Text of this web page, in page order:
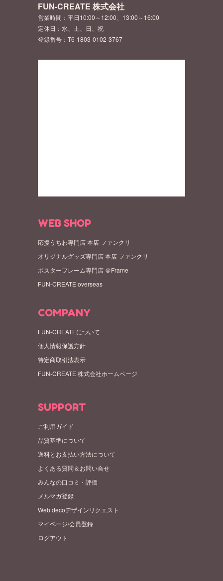
FUN-CREATE 株式会社
営業時間：平日10:00～12:00、13:00～16:00
定休日：水、土、日、祝
登録番号：T6-1803-0102-3767
WEB SHOP
応援うちわ専門店 本店 ファンクリ
オリジナルグッズ専門店 本店 ファンクリ
ポスターフレーム専門店 ＠Frame
FUN-CREATE overseas
COMPANY
FUN-CREATEについて
個人情報保護方針
特定商取引法表示
FUN-CREATE 株式会社ホームページ
SUPPORT
ご利用ガイド
品質基準について
送料とお支払い方法について
よくある質問＆お問い合せ
みんなの口コミ・評価
メルマガ登録
Web decoデザインリクエスト
マイページ/会員登録
ログアウト